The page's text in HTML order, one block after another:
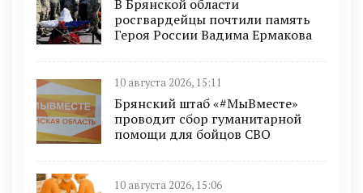
В Брянской области
росгвардейцы почтили память
Героя России Вадима Ермакова
10 августа 2026, 15:11
Брянский штаб «#МыВместе»
проводит сбор гуманитарной
помощи для бойцов СВО
10 августа 2026, 15:06